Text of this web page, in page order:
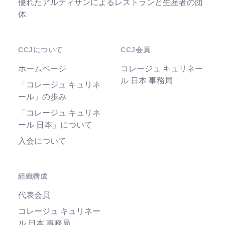
優れたアルティザンによるレストランと生産者の団
体
CCJについて
ホームページ
「コレージュ キュリネ
ール」の歩み
「コレージュ キュリネ
ール 日本」について
入会について
組織構成
代表会員
コレージュ キュリネー
ル 日本 事務局
CCJ会員
コレージュ キュリネー
ル 日本 事務局